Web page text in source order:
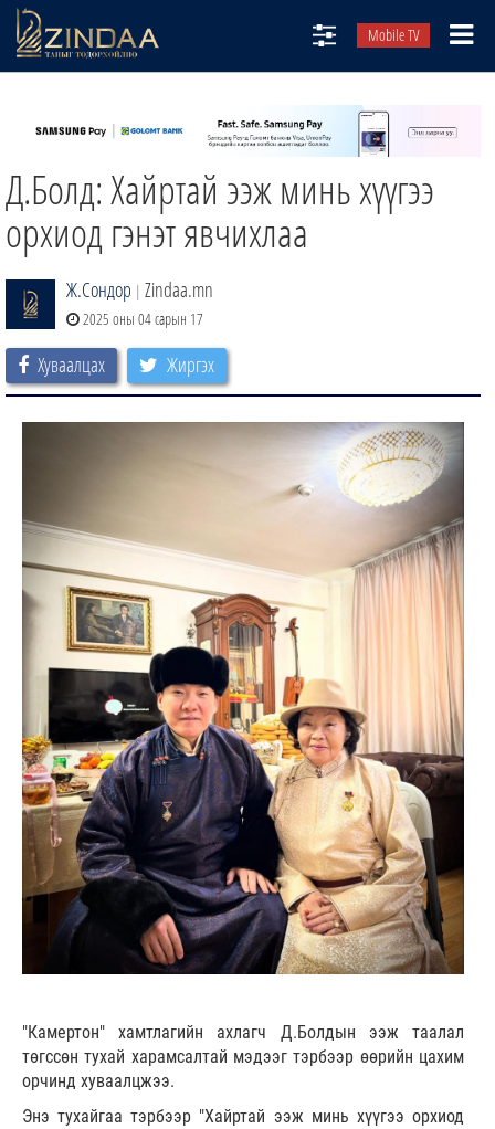
Mobile TV
ТВ8
ӨГЛӨӨНИЙ СОНИН
АУДИО ЗОХИОЛ
ЗИНДАА СЭТГҮҮЛ
Д.Болд: Хайртай ээж минь хүүгээ
орхиод гэнэт явчихлаа
Ж.Сондор | Zindaa.mn
2025 оны 04 сарын 17
Хуваалцах Жиргэх
"Камертон" хамтлагийн ахлагч Д.Болдын ээж таалал
төгссөн тухай харамсалтай мэдээг тэрбээр өөрийн цахим
орчинд хуваалцжээ.
Энэ тухайгаа тэрбээр "Хайртай ээж минь хүүгээ орхиод